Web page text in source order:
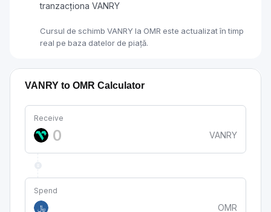
tranzacționa VANRY
Cursul de schimb VANRY la OMR este actualizat în timp
real pe baza datelor de piață.
VANRY to OMR Calculator
Receive
VANRY
Spend
﷼
OMR